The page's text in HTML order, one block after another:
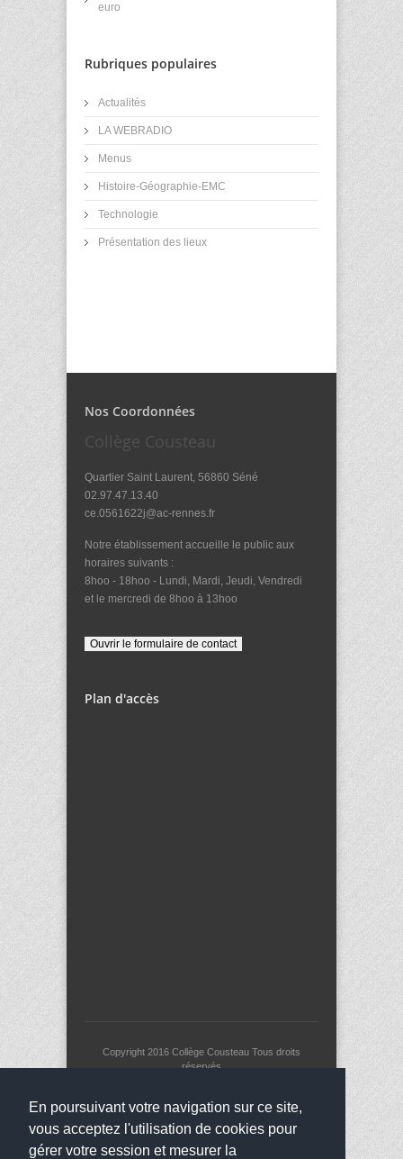
En poursuivant votre navigation sur ce site,
vous acceptez l'utilisation de cookies pour
gérer votre session et mesurer la
euro
Rubriques populaires
Actualités
LA WEBRADIO
Menus
Histoire-Géographie-EMC
Technologie
Présentation des lieux
Nos Coordonnées
Collège Cousteau
Quartier Saint Laurent, 56860 Séné
02.97.47.13.40
ce.0561622j@ac-rennes.fr
Notre établissement accueille le public aux
horaires suivants :
8hoo - 18hoo - Lundi, Mardi, Jeudi, Vendredi
et le mercredi de 8hoo à 13hoo
Plan d'accès
Copyright 2016 Collège Cousteau Tous droits
réservés